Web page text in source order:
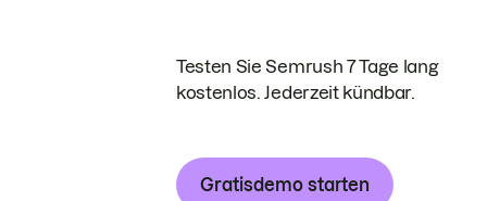
Testen Sie Semrush 7 Tage lang
kostenlos. Jederzeit kündbar.
Gratisdemo starten